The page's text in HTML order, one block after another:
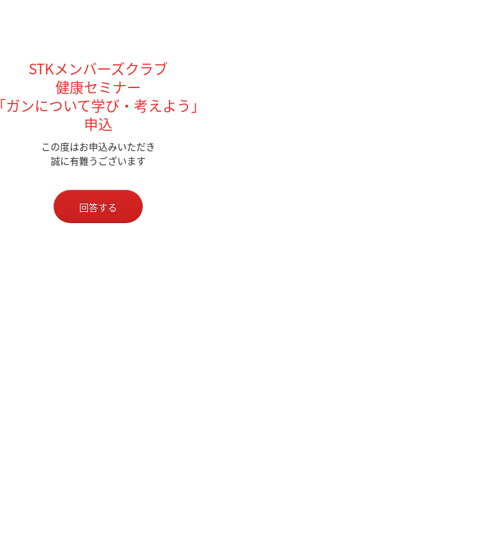
STKメンバーズクラブ
健康セミナー
「ガンについて学び・考えよう」
申込
この度はお申込みいただき
誠に有難うございます
回答する